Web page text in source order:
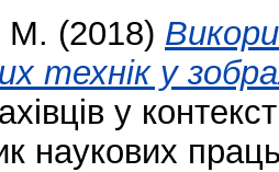
М. (2018)
технік у
у
наукових